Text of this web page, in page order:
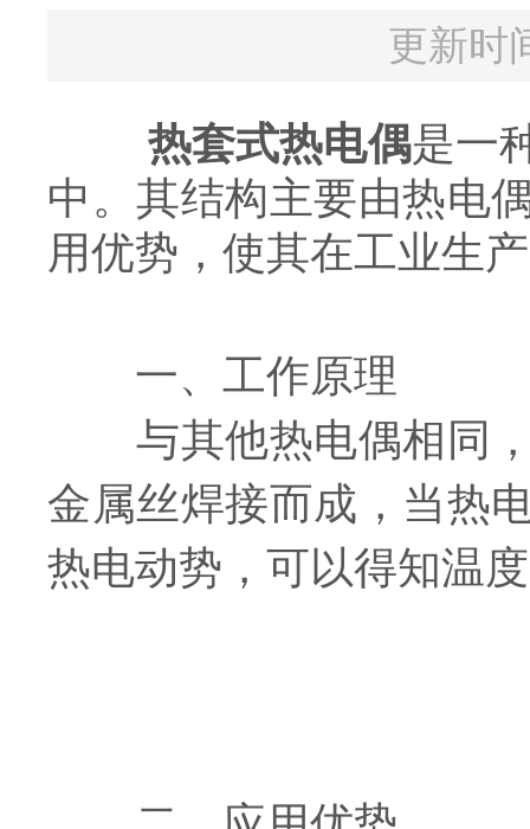
更新时
热套式热电偶是一
中。其结构主要由热电
用优势，使其在工业生
一、工作原理
与其他热电偶相同，
金属丝焊接而成，当热
热电动势，可以得知温